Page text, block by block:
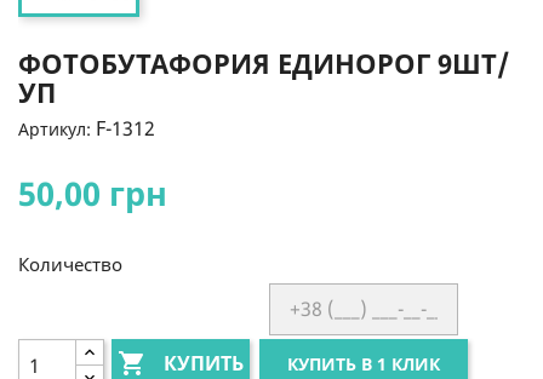
ФОТОБУТАФОРИЯ ЕДИНОРОГ 9ШТ/
УП
Артикул: F-1312
50,00 грн
Количество
 КУПИТЬ КУПИТЬ В 1 КЛИК